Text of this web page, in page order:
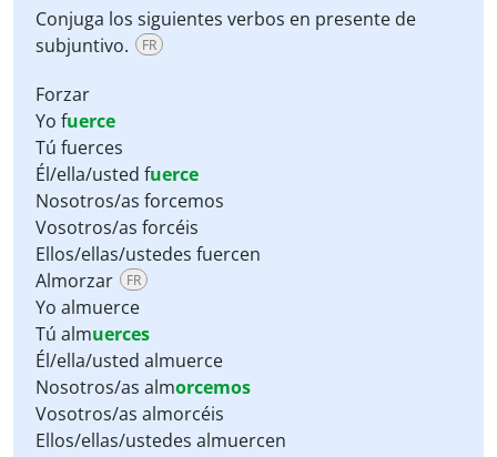
Conjuga los siguientes verbos en presente de
subjuntivo.
FR
Forzar
Yo fuerce
Tú fuerces
Él/ella/usted fuerce
Nosotros/as forcemos
Vosotros/as forcéis
Ellos/ellas/ustedes fuercen
Almorzar
FR
Yo almuerce
Tú almuerces
Él/ella/usted almuerce
Nosotros/as almorcemos
Vosotros/as almorcéis
Ellos/ellas/ustedes almuercen